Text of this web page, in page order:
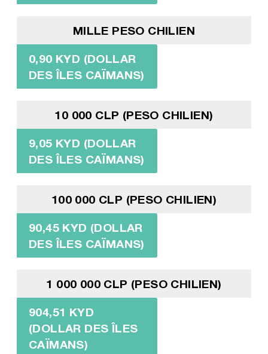
MILLE PESO CHILIEN
0,90 KYD (DOLLAR
DES ÎLES CAÏMANS)
10 000 CLP (PESO CHILIEN)
9,05 KYD (DOLLAR
DES ÎLES CAÏMANS)
100 000 CLP (PESO CHILIEN)
90,45 KYD (DOLLAR
DES ÎLES CAÏMANS)
1 000 000 CLP (PESO CHILIEN)
904,51 KYD
(DOLLAR DES ÎLES
CAÏMANS)